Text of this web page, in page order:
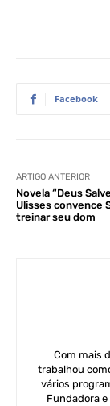
Facebook
ARTIGO ANTERIOR
Novela “Deus
Ulisses convence
treinar seu dom
Com mais
trabalhou
vários
Fundadora